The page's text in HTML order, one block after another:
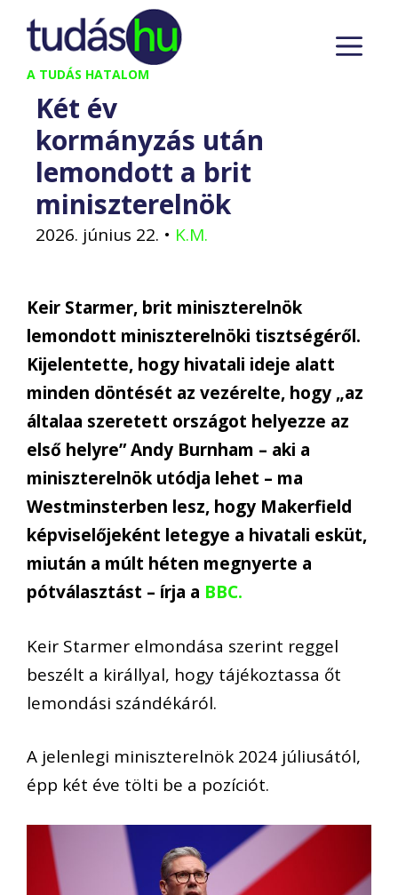
Kilépés
tartalomba
A TUDÁS HATALOM
Két év
kormányzás után
lemondott a brit
miniszterelnök
2026. június 22. • K.M.
Keir Starmer, brit miniszterelnök
lemondott miniszterelnöki tisztségéről.
Kijelentette, hogy hivatali ideje alatt
minden döntését az vezérelte, hogy „az
általaa szeretett országot helyezze az
első helyre” Andy Burnham – aki a
miniszterelnök utódja lehet – ma
Westminsterben lesz, hogy Makerfield
képviselőjeként letegye a hivatali esküt,
miután a múlt héten megnyerte a
pótválasztást – írja a BBC.
Keir Starmer elmondása szerint reggel
beszélt a királlyal, hogy tájékoztassa őt
lemondási szándékáról.
A jelenlegi miniszterelnök 2024 júliusától,
épp két éve tölti be a pozíciót.